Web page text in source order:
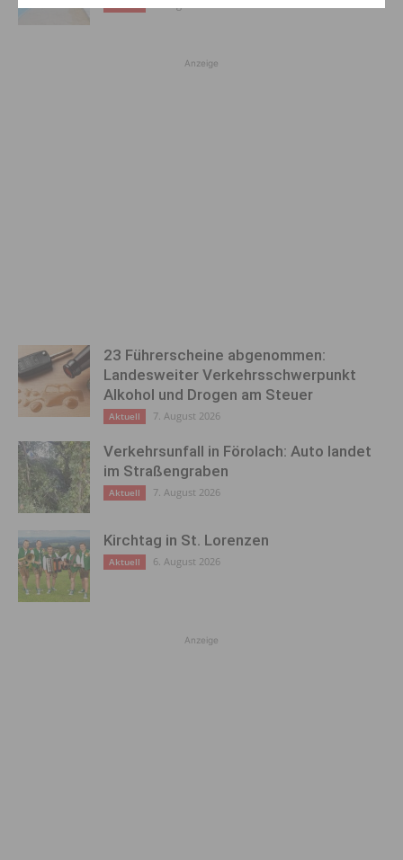
Anzeige
23 Führerscheine abgenommen:
Landesweiter Verkehrsschwerpunkt
Alkohol und Drogen am Steuer
Aktuell 7. August 2026
Verkehrsunfall in Förolach: Auto landet
im Straßengraben
Aktuell 7. August 2026
Kirchtag in St. Lorenzen
Aktuell 6. August 2026
Anzeige